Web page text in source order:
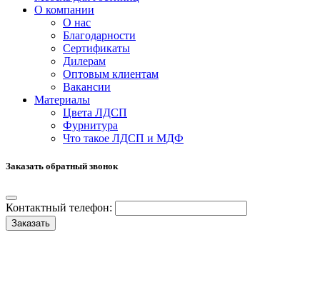
О компании
О нас
Благодарности
Сертификаты
Дилерам
Оптовым клиентам
Вакансии
Материалы
Цвета ЛДСП
Фурнитура
Что такое ЛДСП и МДФ
Заказать обратный звонок
Контактный телефон:
Заказать